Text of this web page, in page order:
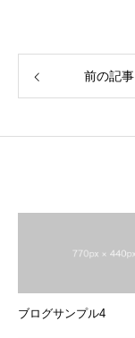
前の記事
ブログサンプル4